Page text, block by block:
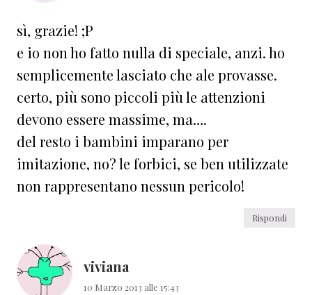
sì, grazie! ;P
e io non ho fatto nulla di speciale, anzi. ho
semplicemente lasciato che ale provasse.
certo, più sono piccoli più le attenzioni
devono essere massime, ma….
del resto i bambini imparano per
imitazione, no? le forbici, se ben utilizzate
non rappresentano nessun pericolo!
Rispondi
viviana
10 Marzo 2013 alle 15:43